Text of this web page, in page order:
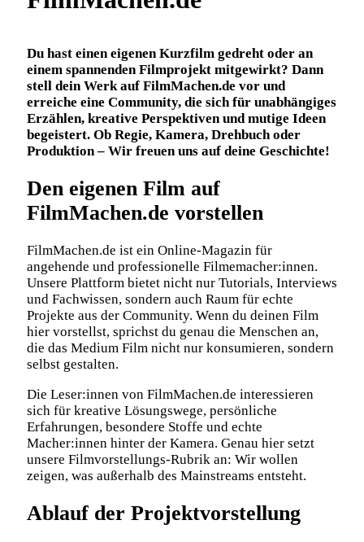
Du hast einen eigenen Kurzfilm gedreht oder an
einem spannenden Filmprojekt mitgewirkt? Dann
stell dein Werk auf FilmMachen.de vor und
erreiche eine Community, die sich für unabhängiges
Erzählen, kreative Perspektiven und mutige Ideen
begeistert. Ob Regie, Kamera, Drehbuch oder
Produktion – Wir freuen uns auf deine Geschichte!
Den eigenen Film auf
FilmMachen.de vorstellen
FilmMachen.de ist ein Online-Magazin für
angehende und professionelle Filmemacher:innen.
Unsere Plattform bietet nicht nur Tutorials, Interviews
und Fachwissen, sondern auch Raum für echte
Projekte aus der Community. Wenn du deinen Film
hier vorstellst, sprichst du genau die Menschen an,
die das Medium Film nicht nur konsumieren, sondern
selbst gestalten.
Die Leser:innen von FilmMachen.de interessieren
sich für kreative Lösungswege, persönliche
Erfahrungen, besondere Stoffe und echte
Macher:innen hinter der Kamera. Genau hier setzt
unsere Filmvorstellungs-Rubrik an: Wir wollen
zeigen, was außerhalb des Mainstreams entsteht.
Ablauf der Projektvorstellung